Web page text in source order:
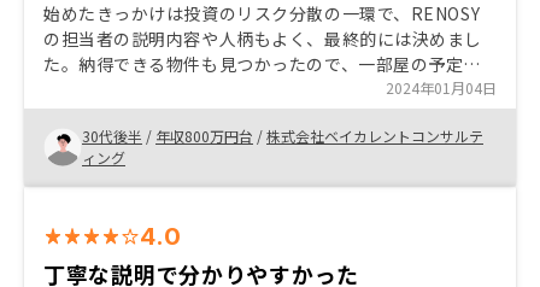
始めたきっかけは投資のリスク分散の一環で、RENOSY
の担当者の説明内容や人柄もよく、最終的には決めまし
た。納得できる物件も見つかったので、一部屋の予定で
したが二部屋購入にしました。アプリ管理などのデジタ
ル化が進んでいる点も良かったですし、管理体制もしっ
かりしているところも高評価でした。
2024年01月04日
30代後半 / 年収800万円台 /株式会社ベイカレントコンサルテ
ィング
4.0
丁寧な説明で分かりやすかった